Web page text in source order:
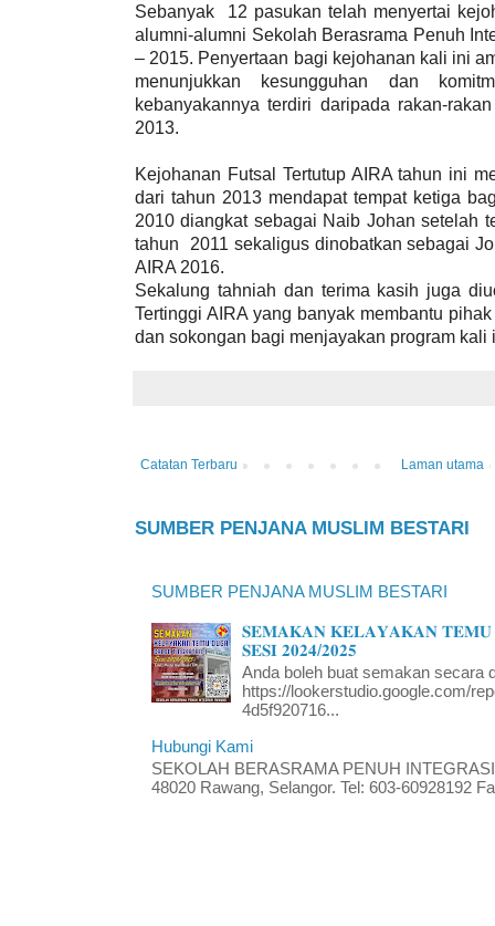
Sebanyak 12 pasukan telah menyertai
alumni-alumni Sekolah Berasrama Penuh
– 2015. Penyertaan bagi kejohanan kali ini
menunjukkan kesungguhan dan
kebanyakannya terdiri daripada rakan-
2013.
Kejohanan Futsal Tertutup AIRA tahun ini
dari tahun 2013 mendapat tempat ketiga
2010 diangkat sebagai Naib Johan setelah
tahun 2011 sekaligus dinobatkan sebagai
AIRA 2016.
Sekalung tahniah dan terima kasih juga
Tertinggi AIRA yang banyak membantu
dan sokongan bagi menjayakan program kali
Catatan Terbaru Laman utama
SUMBER PENJANA MUSLIM BESTARI
SUMBER PENJANA MUSLIM BESTARI
𝐒𝐄𝐌𝐀𝐊𝐀𝐍 𝐊𝐄𝐋𝐀𝐘𝐀𝐊𝐀𝐍 𝐓𝐄𝐌𝐔
𝐒𝐄𝐒𝐈 𝟐𝟎𝟐𝟒/𝟐𝟎𝟐𝟓
Anda boleh buat semakan secara
https://lookerstudio.google.com/
4d5f920716...
Hubungi Kami
SEKOLAH BERASRAMA PENUH
48020 Rawang, Selangor. Tel: 603-60928192